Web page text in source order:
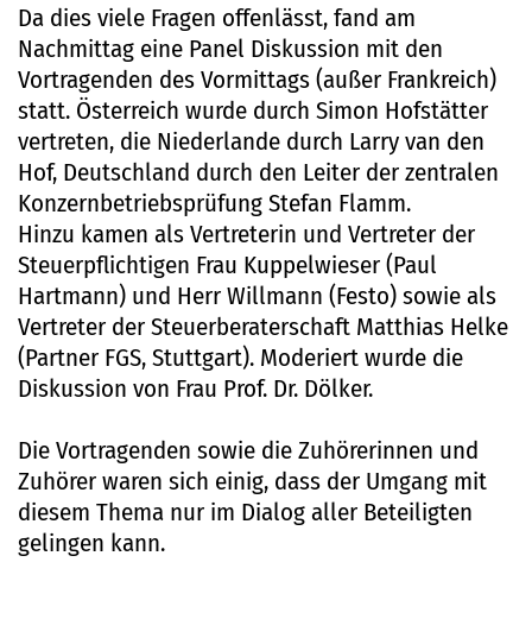
Da dies viele Fragen offenlässt, fand am
Nachmittag eine Panel Diskussion mit den
Vortragenden des Vormittags (außer Frankreich)
statt. Österreich wurde durch Simon Hofstätter
vertreten, die Niederlande durch Larry van den
Hof, Deutschland durch den Leiter der zentralen
Konzernbetriebsprüfung Stefan Flamm.
Hinzu kamen als Vertreterin und Vertreter der
Steuerpflichtigen Frau Kuppelwieser (Paul
Hartmann) und Herr Willmann (Festo) sowie als
Vertreter der Steuerberaterschaft Matthias Helke
(Partner FGS, Stuttgart). Moderiert wurde die
Diskussion von Frau Prof. Dr. Dölker.
Die Vortragenden sowie die Zuhörerinnen und
Zuhörer waren sich einig, dass der Umgang mit
diesem Thema nur im Dialog aller Beteiligten
gelingen kann.